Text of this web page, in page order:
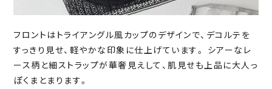
フロントはトライアングル風カップのデザインで、デコルテを
すっきり見せ、軽やかな印象に仕上げています。 シアーなレ
ース柄と細ストラップが華奢見えして、肌見せも上品に大人っ
ぽくまとまります。